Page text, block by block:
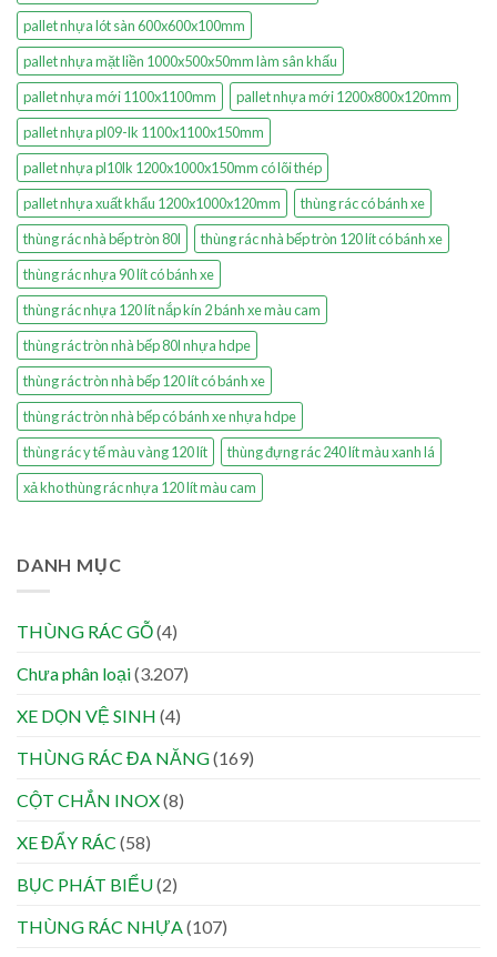
pallet nhựa lót sàn 600x600x100mm
pallet nhựa mặt liền 1000x500x50mm làm sân khấu
pallet nhựa mới 1100x1100mm
pallet nhựa mới 1200x800x120mm
pallet nhựa pl09-lk 1100x1100x150mm
pallet nhựa pl10lk 1200x1000x150mm có lõi thép
pallet nhựa xuất khẩu 1200x1000x120mm
thùng rác có bánh xe
thùng rác nhà bếp tròn 80l
thùng rác nhà bếp tròn 120 lít có bánh xe
thùng rác nhựa 90 lít có bánh xe
thùng rác nhựa 120 lít nắp kín 2 bánh xe màu cam
thùng rác tròn nhà bếp 80l nhựa hdpe
thùng rác tròn nhà bếp 120 lít có bánh xe
thùng rác tròn nhà bếp có bánh xe nhựa hdpe
thùng rác y tế màu vàng 120 lít
thùng đựng rác 240 lít màu xanh lá
xả kho thùng rác nhựa 120 lít màu cam
DANH MỤC
THÙNG RÁC GỖ(4)
Chưa phân loại(3.207)
XE DỌN VỆ SINH (4)
THÙNG RÁC ĐA NĂNG(169)
CỘT CHẮN INOX(8)
XE ĐẨY RÁC (58)
BỤC PHÁT BIỂU(2)
THÙNG RÁC NHỰA(107)